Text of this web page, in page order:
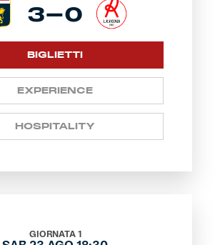
3-0
BIGLIETTI
EXPERIENCE
HOSPITALITY
GIORNATA 1